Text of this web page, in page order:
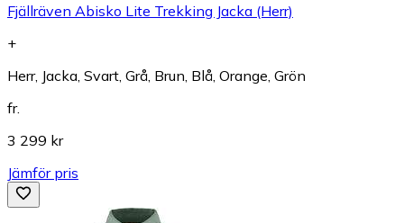
Fjällräven Abisko Lite Trekking Jacka (Herr)
+
Herr, Jacka, Svart, Grå, Brun, Blå, Orange, Grön
fr.
3 299 kr
Jämför pris